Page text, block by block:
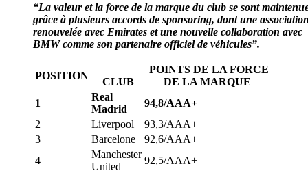
“La valeur et la force de la marque du club se sont
grâce à plusieurs accords de sponsoring, dont une
renouvelée avec Emirates et une nouvelle collaboration avec
BMW comme son partenaire officiel de véhicules”.
POSITION
CLUB
POINTS DE LA FORCE
DE LA MARQUE
1
Real
Madrid
94,8/AAA+
2
Liverpool
93,3/AAA+
3
Barcelone
92,6/AAA+
4
Manchester
United
92,5/AAA+